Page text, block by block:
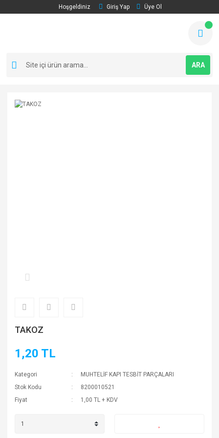
Hoşgeldiniz Giriş Yap Üye Ol
ARA
TAKOZ
1,20 TL
Kategori
MUHTELİF KAPI TESBİT PARÇALARI
Stok Kodu
8200010521
Fiyat
1,00 TL + KDV